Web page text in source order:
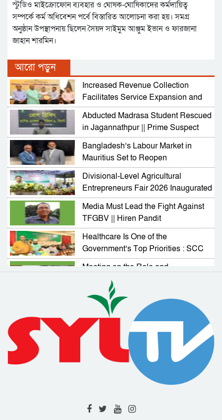
স্টুডিও মাইক্রোফোন ব্যবহার ও ঘোষক-ঘোষিকাদের কর্মদায়িত্ব
সম্পর্কে কর্ম অধিবেশন পর্বে বিস্তারিত আলোচনা করা হয়। সমগ্র
অনুষ্ঠান উপস্থাপনায় ছিলেন সৈয়দ সাইমুম আঞ্জুম ইভান ও ফারজানা
জাহান শারমিন।
আরো পড়ুন
Increased Revenue Collection
Facilitates Service Expansion and
Development
Abducted Madrasa Student Rescued
in Jagannathpur || Prime Suspect
Arrested
Bangladesh’s Labour Market in
Mauritius Set to Reopen
Divisional-Level Agricultural
Entrepreneurs Fair 2026 Inaugurated
in Sylhet
Media Must Lead the Fight Against
TFGBV || Hiren Pandit
Healthcare Is One of the
Government’s Top Priorities : SCC
Administrator
Meeting on the Role and
Responsibilities of NGOs in
Activating Village Courts
RAB Arrests Murder Case Accused
from Companiganj
Complaint Resolution Cell Formed
to Address Problems Faced by
Expatriates
Drainage and Road Repair Work to
Begin Soon : SCC Administrator
RAB-9 Arrests One with 7kg of